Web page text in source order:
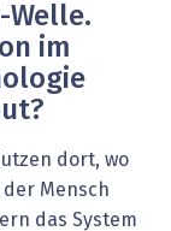
Welle.
im
dort, wo
Mensch
das System